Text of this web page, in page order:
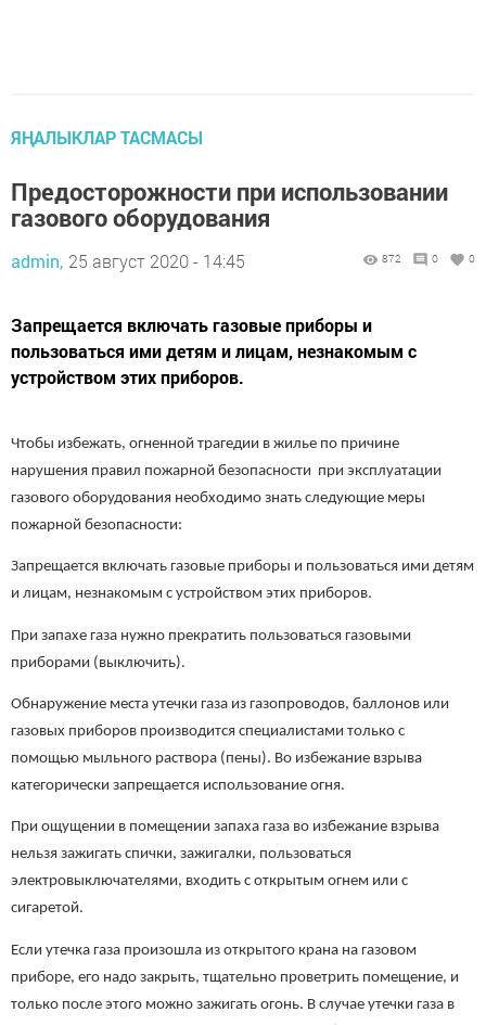
ЯҢАЛЫКЛАР ТАСМАСЫ
Предосторожности при использовании
газового оборудования
admin, 25 август 2020 - 14:45 872 0 0
Запрещается включать газовые приборы и
пользоваться ими детям и лицам, незнакомым с
устройством этих приборов.
Чтобы избежать, огненной трагедии в жилье по причине
нарушения правил пожарной безопасности при эксплуатации
газового оборудования необходимо знать следующие меры
пожарной безопасности:
Запрещается включать газовые приборы и пользоваться ими детям
и лицам, незнакомым с устройством этих приборов.
При запахе газа нужно прекратить пользоваться газовыми
приборами (выключить).
Обнаружение места утечки газа из газопроводов, баллонов или
газовых приборов производится специалистами только с
помощью мыльного раствора (пены). Во избежание взрыва
категорически запрещается использование огня.
При ощущении в помещении запаха газа во избежание взрыва
нельзя зажигать спички, зажигалки, пользоваться
электровыключателями, входить с открытым огнем или с
сигаретой.
Если утечка газа произошла из открытого крана на газовом
приборе, его надо закрыть, тщательно проветрить помещение, и
только после этого можно зажигать огонь. В случае утечки газа в